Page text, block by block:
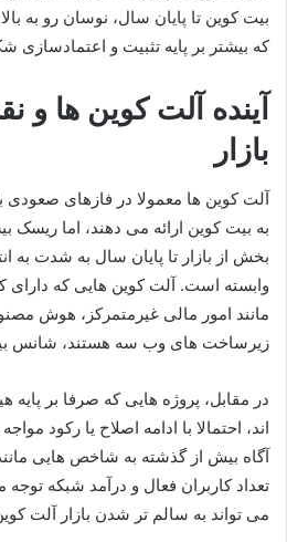
بیت کوین تا پایان سال، نوسان رو به
که بیشتر بر پایه تثبیت و
آینده آلت کوین ها و
بازار
آلت کوین ها معمولا در فازهای صعودی
به بیت کوین ارائه می دهند، اما ریسک
بخش از بازار تا پایان سال به شدت به
وابسته است. آلت کوین هایی که دارای
مانند امور مالی غیرمتمرکز، هوش
زیرساخت های وب سه هستند، شانس
در مقابل، پروژه هایی که صرفا بر پایه
اند، احتمالا با ادامه اصلاح یا رکود
آگاه بیش از گذشته به شاخص هایی
تعداد کاربران فعال و درآمد شبکه توجه
می تواند به سالم تر شدن بازار آلت